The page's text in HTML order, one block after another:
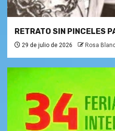
RETRATO SIN PINCELES
29 de julio de 2026 Rosa